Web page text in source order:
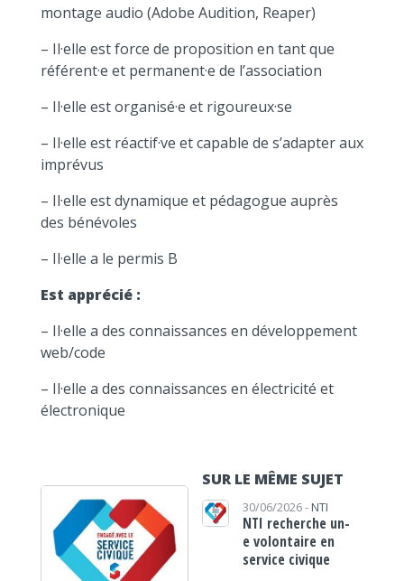
montage audio (Adobe Audition, Reaper)
– Il·elle est force de proposition en tant que
référent·e et permanent·e de l’association
– Il·elle est organisé·e et rigoureux·se
– Il·elle est réactif·ve et capable de s’adapter aux
imprévus
– Il·elle est dynamique et pédagogue auprès
des bénévoles
– Il·elle a le permis B
Est apprécié :
– Il·elle a des connaissances en développement
web/code
– Il·elle a des connaissances en électricité et
électronique
SUR LE MÊME SUJET
30/06/2026 - NTI
NTI recherche un-
e volontaire en
service civique